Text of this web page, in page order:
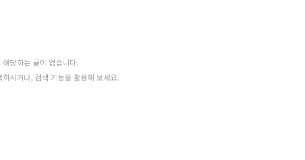
당하는 글이 없습니다.
시거나, 검색 기능을 활용해 보세요.